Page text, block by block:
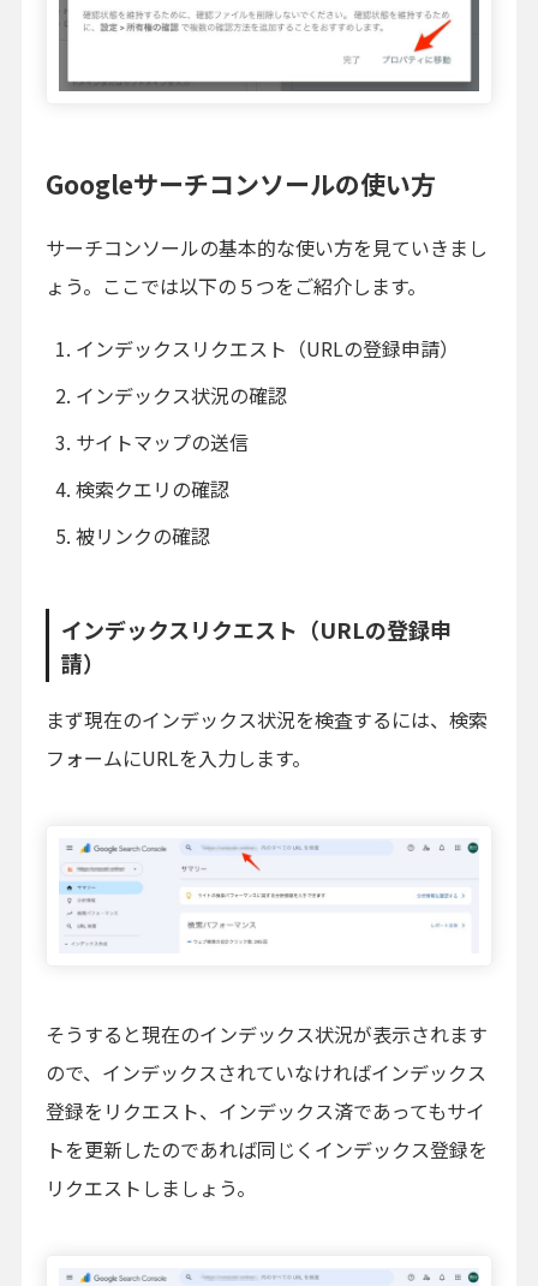
Googleサーチコンソールの使い方
サーチコンソールの基本的な使い方を見ていきまし
ょう。ここでは以下の５つをご紹介します。
インデックスリクエスト（URLの登録申請）
インデックス状況の確認
サイトマップの送信
検索クエリの確認
被リンクの確認
インデックスリクエスト（URLの登録申
請）
まず現在のインデックス状況を検査するには、検索
フォームにURLを入力します。
そうすると現在のインデックス状況が表示されます
ので、インデックスされていなければインデックス
登録をリクエスト、インデックス済であってもサイ
トを更新したのであれば同じくインデックス登録を
リクエストしましょう。